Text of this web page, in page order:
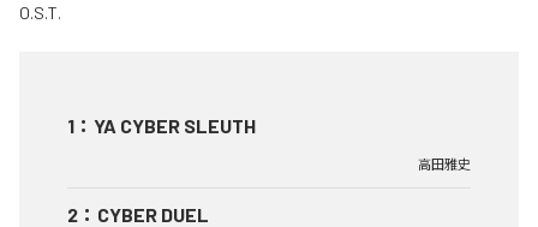
1 ： YA CYBER SLEUTH
高田雅史
2 ： CYBER DUEL